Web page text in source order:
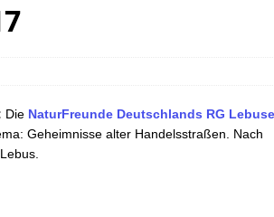
Die NaturFreunde Deutschlands RG
Geheimnisse alter Handelsstraßen. Nach